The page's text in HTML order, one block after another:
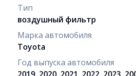
Тип
воздушный фильтр
Марка автомобиля
Toyota
Год выпуска автомобиля